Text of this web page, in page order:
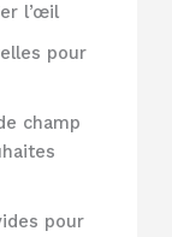
l’œil
pour
champ
pour